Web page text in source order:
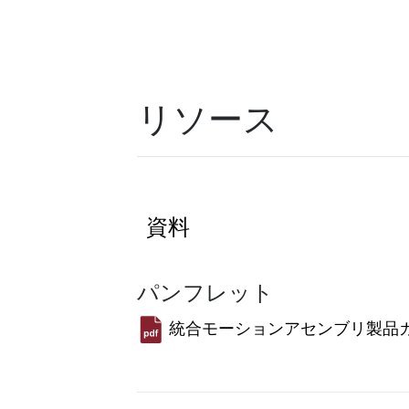
リソース
資料
パンフレット
統合モーションアセンブリ製品